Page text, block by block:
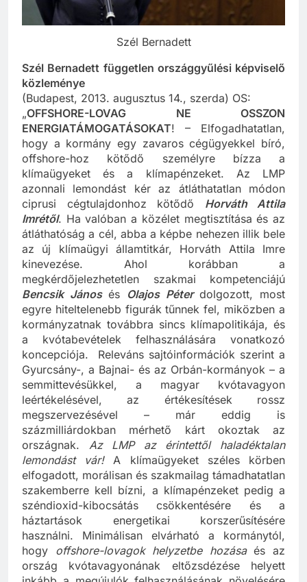
Szél Bernadett független országgyűlési képviselő
közleménye
(Budapest, 2013. augusztus 14., szerda) OS:
„OFFSHORE-LOVAG NE OSSZON
ENERGIATÁMOGATÁSOKAT! – Elfogadhatatlan,
hogy a kormány egy zavaros cégügyekkel bíró,
offshore-hoz kötődő személyre bízza a
klímaügyeket és a klímapénzeket. Az LMP
azonnali lemondást kér az átláthatatlan módon
ciprusi cégtulajdonhoz kötődőHorváth Attila
Imrétől. Ha valóban a közélet megtisztítása és az
átláthatóság a cél, abba a képbe nehezen illik bele
az új klímaügyi államtitkár, Horváth Attila Imre
kinevezése. Ahol korábban a
megkérdőjelezhetetlen szakmai kompetenciájú
Bencsik JánosésOlajos Péterdolgozott, most
egyre hiteltelenebb figurák tűnnek fel, miközben a
kormányzatnak továbbra sincs klímapolitikája, és
a kvótabevételek felhasználására vonatkozó
koncepciója. Releváns sajtóinformációk szerint a
Gyurcsány-, a Bajnai- és az Orbán-kormányok – a
semmittevésükkel, a magyar kvótavagyon
leértékelésével, az értékesítések rossz
megszervezésével – már eddig is
százmilliárdokban mérhető kárt okoztak az
országnak.Az LMP az érintettől haladéktalan
lemondást vár!A klímaügyeket széles körben
elfogadott, morálisan és szakmailag támadhatatlan
szakemberre kell bízni, a klímapénzeket pedig a
széndioxid-kibocsátás csökkentésére és a
háztartások energetikai korszerűsítésére
használni. Minimálisan elvárható a kormánytól,
hogyoffshore-lovagok helyzetbe hozása
és az
ország kvótavagyonának eltőzsdézése helyett